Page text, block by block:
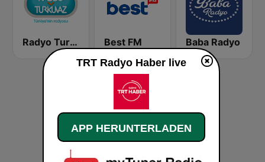
Radyo Turkuvaz Best FM Baba Radyo
TRT Radyo Haber live
APP HERUNTERLADEN